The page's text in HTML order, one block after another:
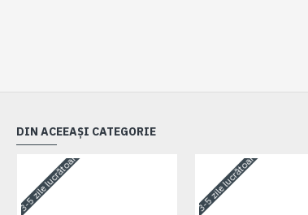
DIN ACEEAȘI CATEGORIE
3-5 zile lucrătoare 3-5 zile lucrătoare